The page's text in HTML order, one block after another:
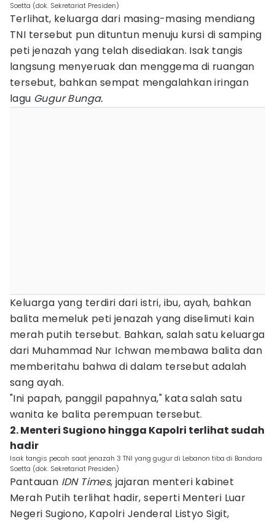
Soetta (dok. Sekretariat Presiden)
Terlihat, keluarga dari masing-masing mendiang
TNI tersebut pun dituntun menuju kursi di samping
peti jenazah yang telah disediakan. Isak tangis
langsung menyeruak dan menggema di ruangan
tersebut, bahkan sempat mengalahkan iringan
lagu Gugur Bunga.
Keluarga yang terdiri dari istri, ibu, ayah, bahkan
balita memeluk peti jenazah yang diselimuti kain
merah putih tersebut. Bahkan, salah satu keluarga
dari Muhammad Nur Ichwan membawa balita dan
memberitahu bahwa di dalam tersebut adalah
sang ayah.
"Ini papah, panggil papahnya," kata salah satu
wanita ke balita perempuan tersebut.
2. Menteri Sugiono hingga Kapolri terlihat sudah
hadir
Isak tangis pecah saat jenazah 3 TNI yang gugur di Lebanon tiba di Bandara
Soetta (dok. Sekretariat Presiden)
Pantauan IDN Times, jajaran menteri kabinet
Merah Putih terlihat hadir, seperti Menteri Luar
Negeri Sugiono, Kapolri Jenderal Listyo Sigit,